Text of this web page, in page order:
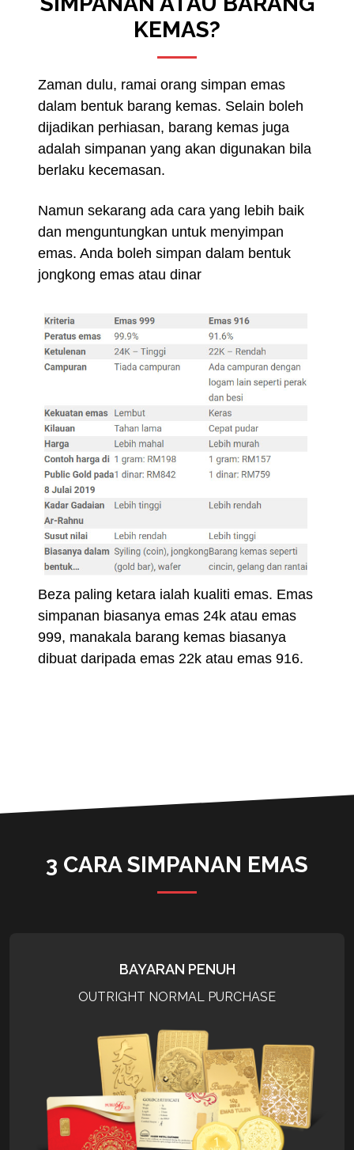
KEMAS?
Zaman dulu, ramai orang simpan emas
dalam bentuk barang kemas. Selain boleh
dijadikan perhiasan, barang kemas juga
adalah simpanan yang akan digunakan bila
berlaku kecemasan.
Namun sekarang ada cara yang lebih baik
dan menguntungkan untuk menyimpan
emas. Anda boleh simpan dalam bentuk
jongkong emas atau dinar
Beza paling ketara ialah kualiti emas. Emas
simpanan biasanya emas 24k atau emas
999, manakala barang kemas biasanya
dibuat daripada emas 22k atau emas 916.
3 CARA SIMPANAN EMAS
BAYARAN PENUH
OUTRIGHT NORMAL PURCHASE